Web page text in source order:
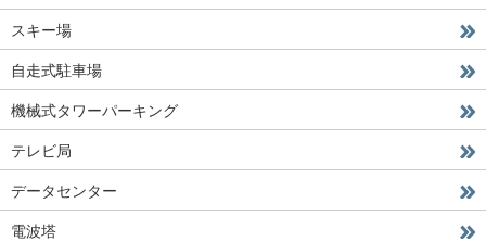
スキー場
自走式駐車場
機械式タワーパーキング
テレビ局
データセンター
電波塔